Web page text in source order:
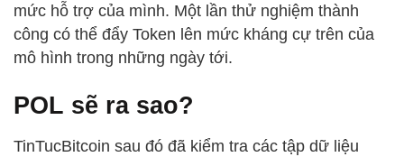
mức hỗ trợ của mình. Một lần thử nghiệm thành
công có thể đẩy Token lên mức kháng cự trên của
mô hình trong những ngày tới.
POL sẽ ra sao?
TinTucBitcoin sau đó đã kiểm tra các tập dữ liệu